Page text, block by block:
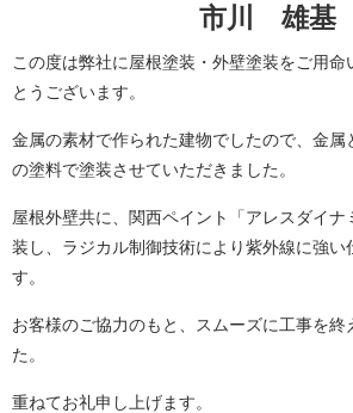
市川 雄基
この度は弊社に屋根塗装・外壁塗装をご用
とうございます。
金属の素材で作られた建物でしたので、金属
の塗料で塗装させていただきました。
屋根外壁共に、 関西ペイント「アレスダイナ
装し、ラジカル制御技術により紫外線に強い
す。
お客様のご協力のもと、スムーズに工事を終
た。
重ねてお礼申し上げます。